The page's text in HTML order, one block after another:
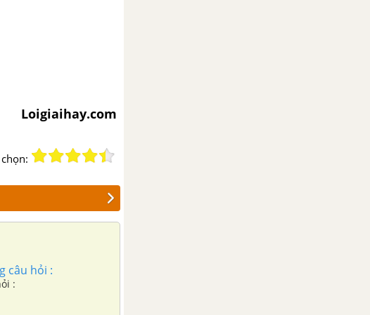
Loigiaihay.com
câu hỏi :
: